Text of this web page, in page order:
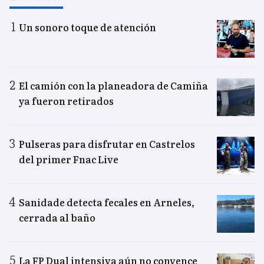
Un sonoro toque de atención
El camión con la planeadora de Camiña
ya fueron retirados
Pulseras para disfrutar en Castrelos
del primer Fnac Live
Sanidade detecta fecales en Arneles,
cerrada al baño
La FP Dual intensiva aún no convence